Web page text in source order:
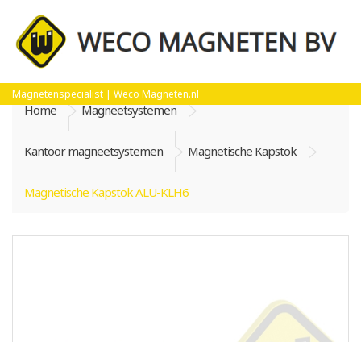
Magnetenspecialist | Weco Magneten.nl
Home Magneetsystemen
Kantoor magneetsystemen Magnetische Kapstok
Magnetische Kapstok ALU-KLH6